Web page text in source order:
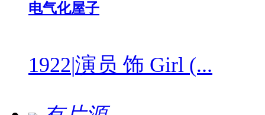
电气化屋子
1922|演员 饰 Girl (...